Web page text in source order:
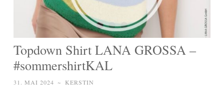
Topdown Shirt LANA GROSSA –
#sommershirtKAL
31. MAI 2024 ~ KERSTIN